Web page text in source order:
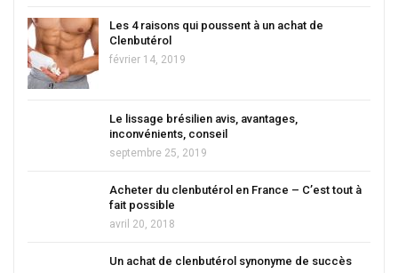
Les 4 raisons qui poussent à un achat de
Clenbutérol
février 14, 2019
Le lissage brésilien avis, avantages,
inconvénients, conseil
septembre 25, 2019
Acheter du clenbutérol en France – C’est tout à
fait possible
avril 20, 2018
Un achat de clenbutérol synonyme de succès